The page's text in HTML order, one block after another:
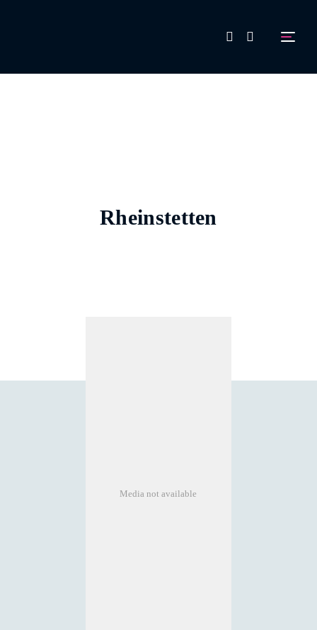
Rheinstetten
Media not available